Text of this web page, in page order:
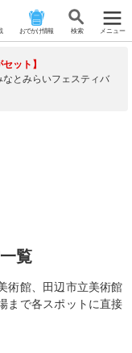
おでかけ情報 検 索 メニュー
ット】
とみらいフェスティバ
覧
術館、田辺市立美術館
まで各スポットに直接